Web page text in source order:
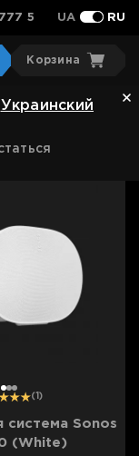
5 UA RU
Корзина
Украинский
Стандартная
12 3 (1)
система Sonos
(White)